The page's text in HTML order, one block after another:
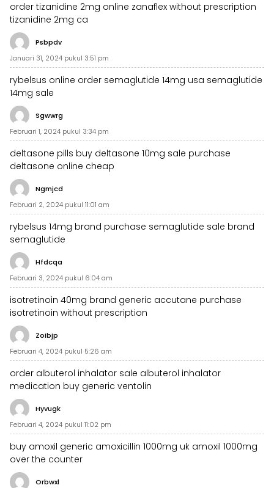
order tizanidine 2mg online zanaflex without prescription
tizanidine 2mg ca
Psbpdv
Januari 31, 2024 pukul 3:51 pm
rybelsus online order semaglutide 14mg usa semaglutide
14mg sale
Sgwwrg
Februari 1, 2024 pukul 3:34 pm
deltasone pills buy deltasone 10mg sale purchase
deltasone online cheap
Ngmjcd
Februari 2, 2024 pukul 11:01 am
rybelsus 14mg brand purchase semaglutide sale brand
semaglutide
Hfdcqa
Februari 3, 2024 pukul 6:04 am
isotretinoin 40mg brand generic accutane purchase
isotretinoin without prescription
Zoibjp
Februari 4, 2024 pukul 5:26 am
order albuterol inhalator sale albuterol inhalator
medication buy generic ventolin
Hyvugk
Februari 4, 2024 pukul 11:02 pm
buy amoxil generic amoxicillin 1000mg uk amoxil 1000mg
over the counter
Orbwxl